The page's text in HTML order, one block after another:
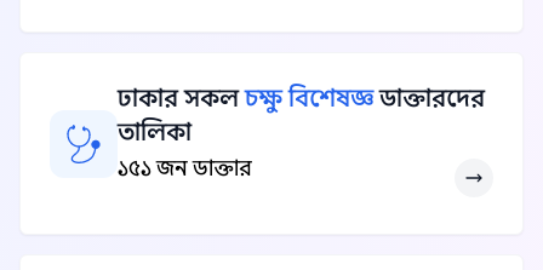
ঢাকার সকলচক্ষু বিশেষজ্ঞডাক্তারদের
তালিকা
১৫১ জন ডাক্তার